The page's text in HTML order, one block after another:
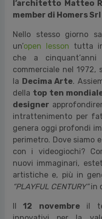
di valorizzazione
abbandonati delle
snelle che possono
impatto sociale e costi
al talk ci
presidente
l’architetto Matteo
member di Homers
Nello stesso giorno
lesson tutta
che a
commerciale nel 1972,
Decima Arte .
della top ten
designer
genera oggi profondi
perimetro. Dove siamo